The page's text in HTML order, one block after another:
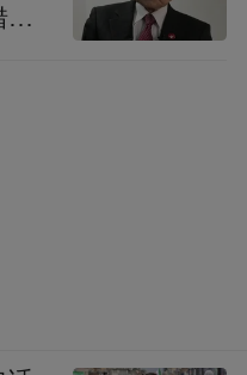
误